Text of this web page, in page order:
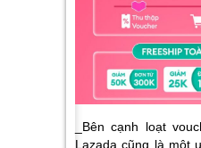
_Bên cạnh loạt
Lazada cũng là một